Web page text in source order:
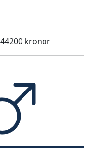
44200 kronor